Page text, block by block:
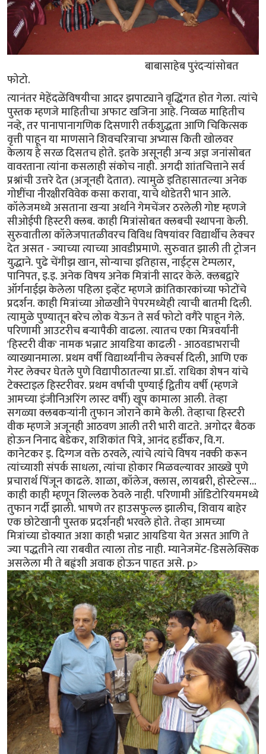
बाबासाहेब पुरंदर्‍यांसोबत
फोटो.
त्यानंतर मेहेंदळेंविषयीचा आदर झपाट्याने वृद्धिंगत होत गेला. त्यांचे
पुस्तक म्हणजे माहितीचा अफाट खजिना आहे. निव्वळ माहितीच
नव्हे, तर पानापानागणिक दिसणारी तर्कशुद्धता आणि चिकित्सक
वृत्ती पाहून या माणसाने शिवचरित्राचा अभ्यास किती खोलवर
केलाय हे सरळ दिसतच होते. इतके असूनही अन्य अज्ञ जनांसोबत
वावरताना त्यांना कसलाही संकोच नाही. अगदी शांतचित्ताने सर्व
प्रश्नांची उत्तरे देत (अजूनही देतात). त्यामुळे इतिहासातल्या अनेक
गोष्टींचा नीरक्षीरविवेक कसा करावा, याचे थोडेतरी भान आले.
कॉलेजमध्ये असताना खर्‍या अर्थाने गेमचेंजर ठरलेली गोष्ट म्हणजे
सीओईपी हिस्टरी क्लब. काही मित्रांसोबत क्लबची स्थापना केली.
सुरुवातीला कॉलेजपातळीवरच विविध विषयांवर विद्यार्थीच लेक्चर
देत असत - ज्याच्या त्याच्या आवडीप्रमाणे. सुरुवात झाली ती ट्रोजन
युद्धाने. पुढे चेंगीझ खान, सोन्याचा इतिहास, नाईट्स टेम्पलार,
पानिपत, इ.इ. अनेक विषय अनेक मित्रांनी सादर केले. क्लबद्वारे
ऑर्गनाईझ केलेला पहिला इव्हेंट म्हणजे क्रांतिकारकांच्या फोटोंचे
प्रदर्शन. काही मित्रांच्या ओळखीने पेपरमध्येही त्याची बातमी दिली.
त्यामुळे पुण्यातून बरेच लोक येऊन ते सर्व फोटो वगैरे पाहून गेले.
परिणामी आउटरीच बर्‍यापैकी वाढला. त्यातच एका मित्रवर्यांनी
'हिस्टरी वीक' नामक भन्नाट आयडिया काढली - आठवडाभराची
व्याख्यानमाला. प्रथम वर्षी विद्यार्थ्यांनीच लेक्चर्स दिली, आणि एक
गेस्ट लेक्चर घेतले पुणे विद्यापीठातल्या प्रा.डॉ. राधिका शेषन यांचे
टेक्स्टाइल हिस्टरीवर. प्रथम वर्षाची पुण्याई द्वितीय वर्षी (म्हणजे
आमच्या इंजीनिअरिंग लास्ट वर्षी) खूप कामाला आली. तेव्हा
सगळ्या क्लबकर्‍यांनी तुफान जोराने कामे केली. तेव्हाचा हिस्टरी
वीक म्हणजे अजूनही आठवण आली तरी भारी वाटते. अगोदर बैठक
होऊन निनाद बेडेकर, शशिकांत पित्रे, आनंद हर्डीकर, वि.ग.
कानेटकर इ. दिग्गज वक्ते ठरवले, त्यांचे त्यांचे विषय नक्की करून
त्यांच्याशी संपर्क साधला, त्यांचा होकार मिळवल्यावर आख्खे पुणे
प्रचारार्थ पिंजून काढले. शाळा, कॉलेज, क्लास, लायब्ररी, होस्टेल्स...
काही काही म्हणून शिल्लक ठेवले नाही. परिणामी ऑडिटोरियममध्ये
तुफान गर्दी झाली. भाषणे तर हाउसफुल्ल झालीच, शिवाय बाहेर
एक छोटेखानी पुस्तक प्रदर्शनही भरवले होते. तेव्हा आमच्या
मित्रांच्या डोक्यात अशा काही भन्नाट आयडिया येत असत आणि ते
ज्या पद्धतीने त्या राबवीत त्याला तोड नाही. म्यानेजमेंट-डिसलेक्सिक
असलेला मी ते बह्वंशी अवाक होऊन पाहत असे. p>